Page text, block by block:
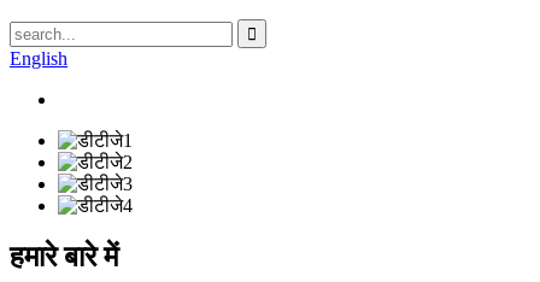
English
हमारे बारे में